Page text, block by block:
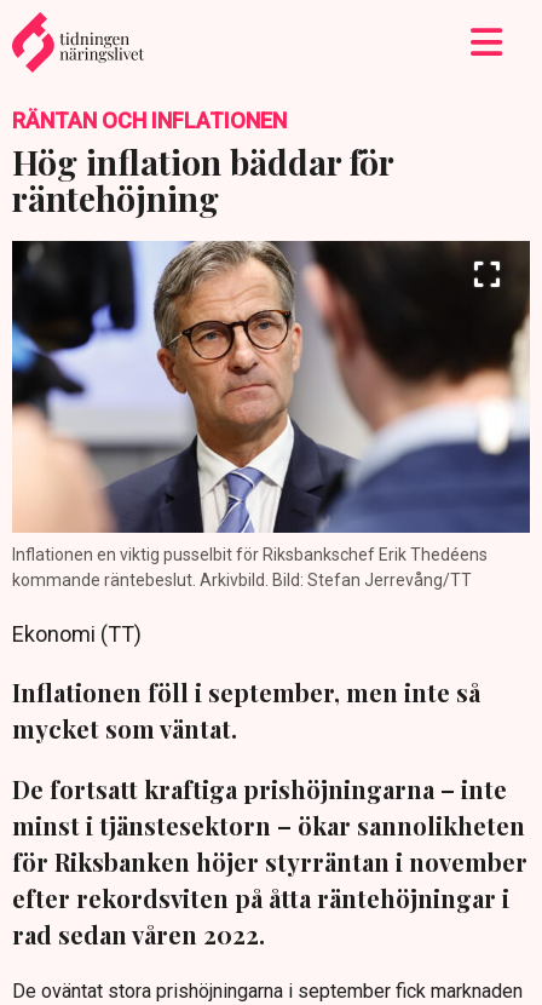
RÄNTAN OCH INFLATIONEN
Hög inflation bäddar för
räntehöjning
Inflationen en viktig pusselbit för Riksbankschef Erik Thedéens
kommande räntebeslut. Arkivbild. Bild: Stefan Jerrevång/TT
Ekonomi (TT)
Inflationen föll i september, men inte så
mycket som väntat.
De fortsatt kraftiga prishöjningarna – inte
minst i tjänstesektorn – ökar sannolikheten
för Riksbanken höjer styrräntan i november
efter rekordsviten på åtta räntehöjningar i
rad sedan våren 2022.
De oväntat stora prishöjningarna i september fick marknaden